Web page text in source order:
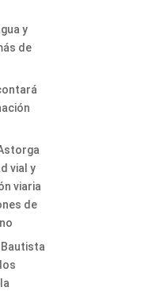
y
de
vial y
viaria
de